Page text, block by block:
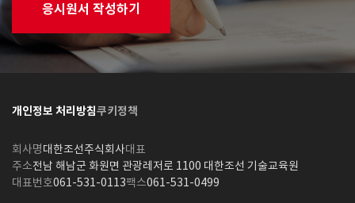
응시원서 작성하기
개인정보 처리방침쿠키정책
회사명대한조선주식회사대표
주소전남 해남군 화원면 관광레저로 1100 대한조선 기술교육원
대표번호061-531-0113팩스061-531-0499